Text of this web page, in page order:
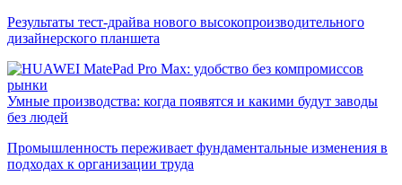
Результаты тест-драйва нового высокопроизводительного
дизайнерского планшета
рынки
Умные производства: когда появятся и какими будут заводы
без людей
Промышленность переживает фундаментальные изменения в
подходах к организации труда